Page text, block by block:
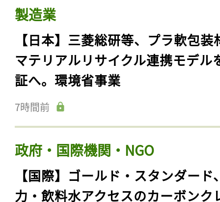
製造業
【日本】三菱総研等、プラ軟包装
マテリアルリサイクル連携モデル
証へ。環境省事業
7時間前
政府・国際機関・NGO
【国際】ゴールド・スタンダード
力・飲料水アクセスのカーボンク